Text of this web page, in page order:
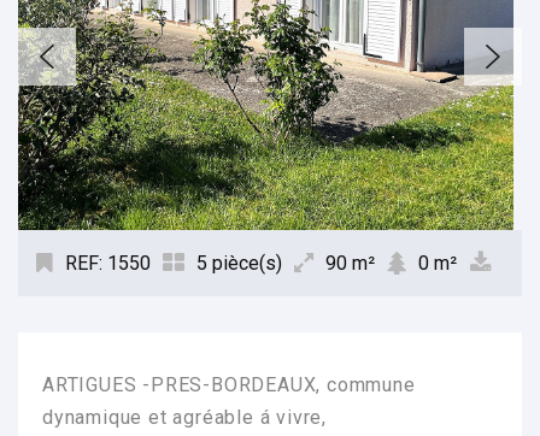
REF: 1550 5 pièce(s) 90 m² 0 m²
ARTIGUES -PRES-BORDEAUX, commune
dynamique et agréable á vivre,